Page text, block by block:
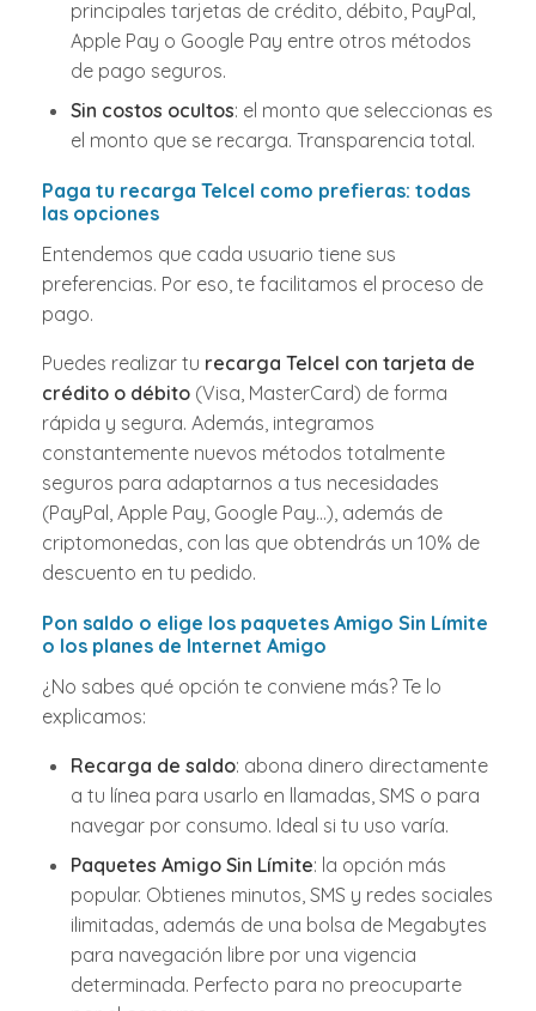
principales tarjetas de crédito, débito, PayPal,
Apple Pay o Google Pay entre otros métodos
de pago seguros.
Sin costos ocultos: el monto que seleccionas es
el monto que se recarga. Transparencia total.
Paga tu recarga Telcel como prefieras: todas
las opciones
Entendemos que cada usuario tiene sus
preferencias. Por eso, te facilitamos el proceso de
pago.
Puedes realizar tu recarga Telcel con tarjeta de
crédito o débito (Visa, MasterCard) de forma
rápida y segura. Además, integramos
constantemente nuevos métodos totalmente
seguros para adaptarnos a tus necesidades
(PayPal, Apple Pay, Google Pay...), además de
criptomonedas, con las que obtendrás un 10% de
descuento en tu pedido.
Pon saldo o elige los paquetes Amigo Sin Límite
o los planes de Internet Amigo
¿No sabes qué opción te conviene más? Te lo
explicamos:
Recarga de saldo: abona dinero directamente
a tu línea para usarlo en llamadas, SMS o para
navegar por consumo. Ideal si tu uso varía.
Paquetes Amigo Sin Límite: la opción más
popular. Obtienes minutos, SMS y redes sociales
ilimitadas, además de una bolsa de Megabytes
para navegación libre por una vigencia
determinada. Perfecto para no preocuparte